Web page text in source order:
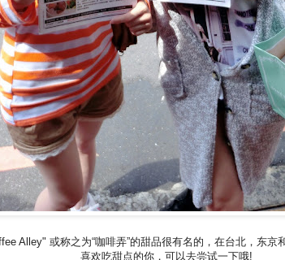
Alley" 或称之为“咖啡弄”的甜品很有名的，在台北，东京
喜欢吃甜点的你，可以去尝试一下哦!